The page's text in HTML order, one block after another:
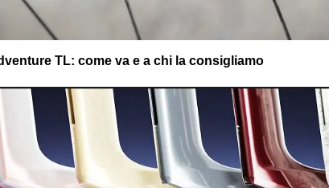
TL: come va e a chi la consigliamo